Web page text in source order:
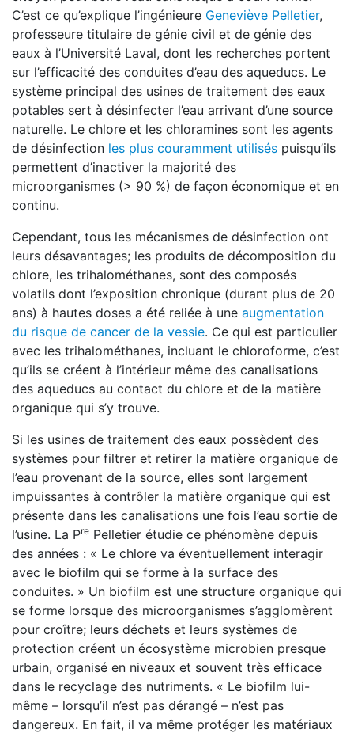
C’est ce qu’explique l’ingénieure Geneviève Pelletier,
professeure titulaire de génie civil et de génie des
eaux à l’Université Laval, dont les recherches portent
sur l’efficacité des conduites d’eau des aqueducs. Le
système principal des usines de traitement des eaux
potables sert à désinfecter l’eau arrivant d’une source
naturelle. Le chlore et les chloramines sont les agents
de désinfection les plus couramment utilisés puisqu’ils
permettent d’inactiver la majorité des
microorganismes (> 90 %) de façon économique et en
continu.
Cependant, tous les mécanismes de désinfection ont
leurs désavantages; les produits de décomposition du
chlore, les trihalométhanes, sont des composés
volatils dont l’exposition chronique (durant plus de 20
ans) à hautes doses a été reliée à une augmentation
du risque de cancer de la vessie. Ce qui est particulier
avec les trihalométhanes, incluant le chloroforme, c’est
qu’ils se créent à l’intérieur même des canalisations
des aqueducs au contact du chlore et de la matière
organique qui s’y trouve.
Si les usines de traitement des eaux possèdent des
systèmes pour filtrer et retirer la matière organique de
l’eau provenant de la source, elles sont largement
impuissantes à contrôler la matière organique qui est
présente dans les canalisations une fois l’eau sortie de
l’usine. La Pre Pelletier étudie ce phénomène depuis
des années : « Le chlore va éventuellement interagir
avec le biofilm qui se forme à la surface des
conduites. » Un biofilm est une structure organique qui
se forme lorsque des microorganismes s’agglomèrent
pour croître; leurs déchets et leurs systèmes de
protection créent un écosystème microbien presque
urbain, organisé en niveaux et souvent très efficace
dans le recyclage des nutriments. « Le biofilm lui-
même – lorsqu’il n’est pas dérangé – n’est pas
dangereux. En fait, il va même protéger les matériaux